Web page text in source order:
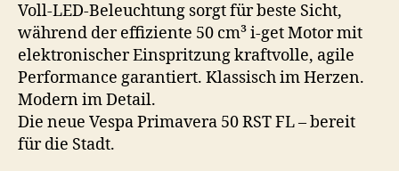
Voll-LED-Beleuchtung sorgt für beste Sicht,
während der effiziente 50 cm³ i-get Motor mit
elektronischer Einspritzung kraftvolle, agile
Performance garantiert. Klassisch im Herzen.
Modern im Detail.
Die neue Vespa Primavera 50 RST FL – bereit
für die Stadt.